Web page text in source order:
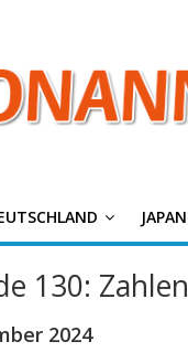
JAPAN
130:
2024